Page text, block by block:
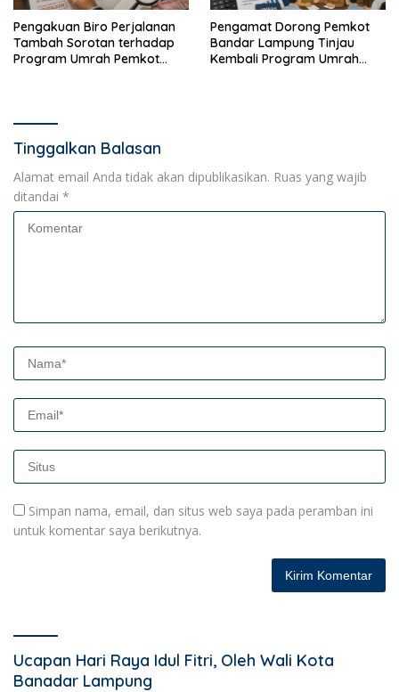
Pengakuan Biro Perjalanan
Tambah Sorotan terhadap
Program Umrah Pemkot
Pengamat Dorong Pemkot
Bandar Lampung Tinjau
Kembali Program Umrah
Tinggalkan Balasan
Alamat email Anda tidak akan dipublikasikan. Ruas yang wajib
ditandai *
Simpan nama, email, dan situs web saya pada peramban ini
untuk komentar saya berikutnya.
Ucapan Hari Raya Idul Fitri, Oleh Wali Kota
Banadar Lampung